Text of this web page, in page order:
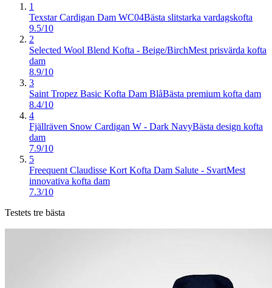
1
Texstar Cardigan Dam WC04Bästa slitstarka vardagskofta
9.5/10
2
Selected Wool Blend Kofta - Beige/BirchMest prisvärda kofta
dam
8.9/10
3
Saint Tropez Basic Kofta Dam BlåBästa premium kofta dam
8.4/10
4
Fjällräven Snow Cardigan W - Dark NavyBästa design kofta
dam
7.9/10
5
Freequent Claudisse Kort Kofta Dam Salute - SvartMest
innovativa kofta dam
7.3/10
Testets tre bästa